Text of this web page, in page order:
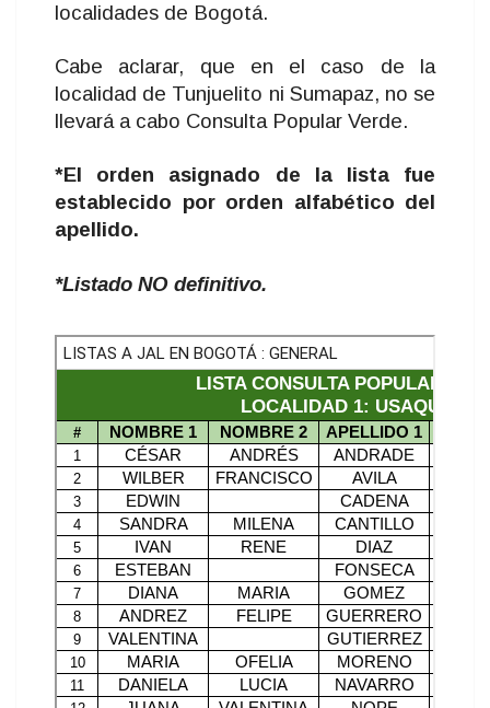
localidades de Bogotá.
Cabe aclarar, que en el caso de la
localidad de Tunjuelito ni Sumapaz, no se
llevará a cabo Consulta Popular Verde.
*El orden asignado de la lista fue
establecido por orden alfabético del
apellido.
*Listado NO definitivo.